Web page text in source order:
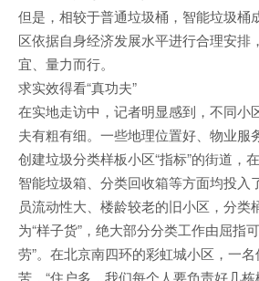
但是，相较于普通垃圾桶，智能垃圾桶
区依据自身经济发展水平进行合理安排
宜、量力而行。
求实效得看“真功夫”
在实地走访中，记者明显感到，不同小
夫有粗有细。一些地理位置好、物业服
创建垃圾分类样板小区“指标”的街道，
智能垃圾箱、分类回收箱等方面均投入
员流动性大、楼龄较老的旧小区，分类
为“样子货”，绝大部分分类工作由屈指
劳”。在北京南四环的彩虹城小区，一
苦，“住户多，我们每个人要负责好几